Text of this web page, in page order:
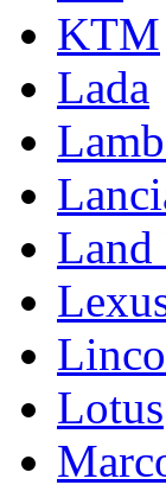
KTM
Lada
Land
Lotus